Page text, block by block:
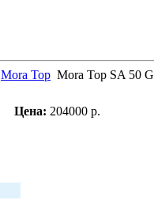
Mora Top Mora Top SA 50 G
Цена: 204000 р.